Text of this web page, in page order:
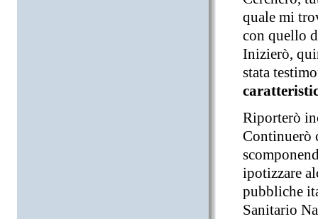
quale mi
con quello
Inizierò,
stata
Riporterò
Continuerò
ipotizzare
pubbliche
Sanitario